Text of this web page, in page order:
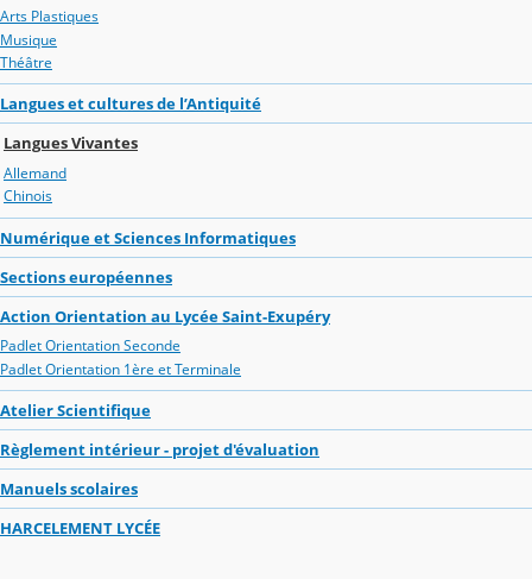
Arts Plastiques
Musique
Théâtre
Langues et cultures de l’Antiquité
Langues Vivantes
Allemand
Chinois
Numérique et Sciences Informatiques
Sections européennes
Action Orientation au Lycée Saint-Exupéry
Padlet Orientation Seconde
Padlet Orientation 1ère et Terminale
Atelier Scientifique
Règlement intérieur - projet d'évaluation
Manuels scolaires
HARCELEMENT LYCÉE